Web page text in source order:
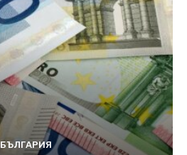
БЪЛГАРИЯ